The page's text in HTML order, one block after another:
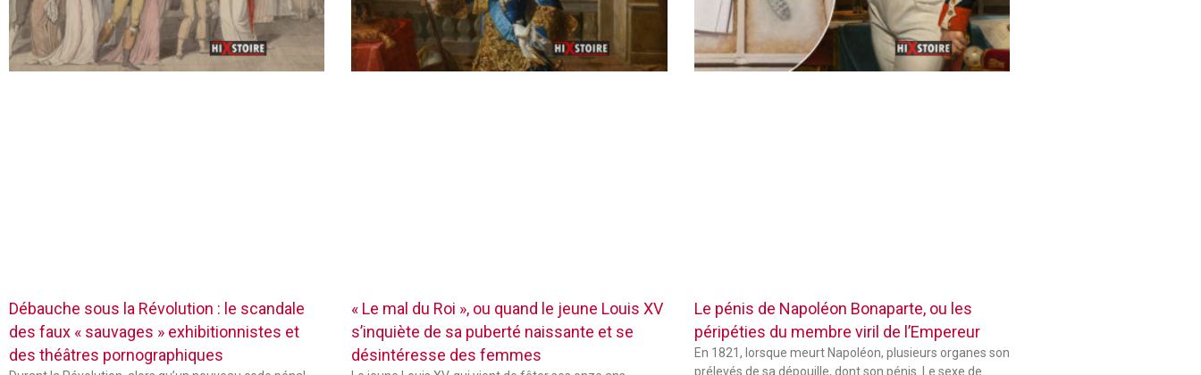
Débauche sous la Révolution : le scandale
des faux « sauvages » exhibitionnistes et
des théâtres pornographiques
« Le mal du Roi », ou quand le jeune Louis XV
s’inquiète de sa puberté naissante et se
désintéresse des femmes
Le pénis de Napoléon Bonaparte, ou les
péripéties du membre viril de l’Empereur
En 1821, lorsque meurt Napoléon, plusieurs organes son
prélevés de sa dépouille, dont son pénis. Le sexe de